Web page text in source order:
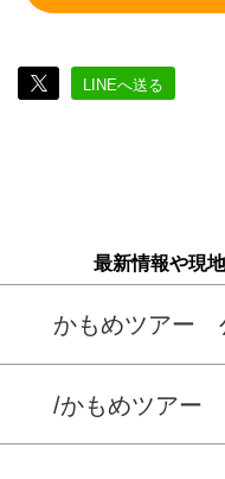
LINEへ送る
最新情報や現
かもめツアー
/かもめツアー